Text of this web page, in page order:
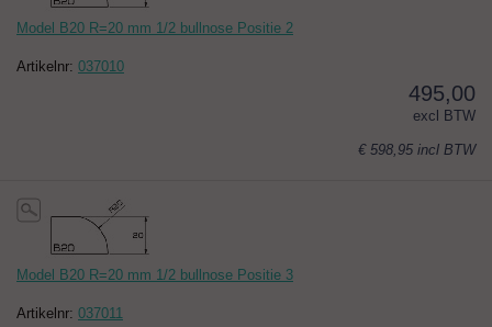
Model B20 R=20 mm 1/2 bullnose Positie 2
Artikelnr: 037010
495,00
excl BTW
€ 598,95 incl BTW
Model B20 R=20 mm 1/2 bullnose Positie 3
Artikelnr: 037011